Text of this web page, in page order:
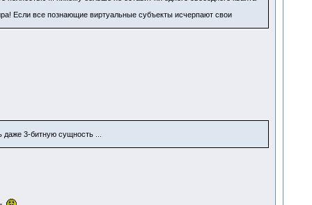
Если все познающие виртуальные субъекты исчерпают свои
3-битную сущность ...